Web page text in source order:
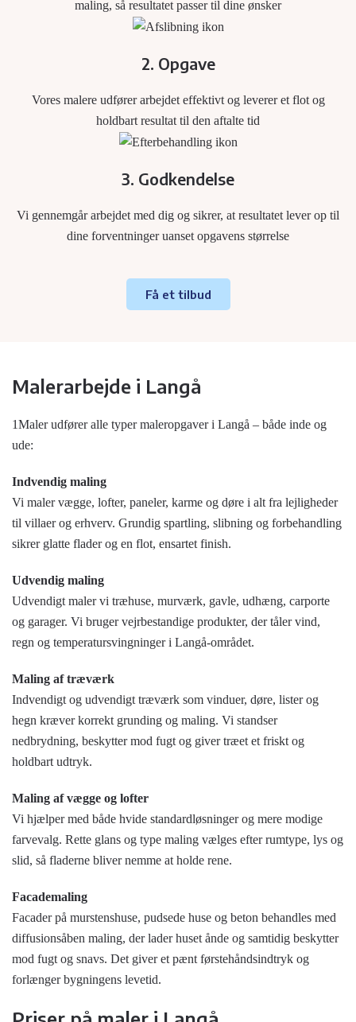
maling, så resultatet passer til dine ønsker
2. Opgave
Vores malere udfører arbejdet effektivt og leverer et flot og
holdbart resultat til den aftalte tid
3. Godkendelse
Vi gennemgår arbejdet med dig og sikrer, at resultatet lever op til
dine forventninger uanset opgavens størrelse
Få et tilbud
Malerarbejde i Langå
1Maler udfører alle typer maleropgaver i Langå – både inde og
ude:
Indvendig maling
Vi maler vægge, lofter, paneler, karme og døre i alt fra lejligheder
til villaer og erhverv. Grundig spartling, slibning og forbehandling
sikrer glatte flader og en flot, ensartet finish.
Udvendig maling
Udvendigt maler vi træhuse, murværk, gavle, udhæng, carporte
og garager. Vi bruger vejrbestandige produkter, der tåler vind,
regn og temperatursvingninger i Langå-området.
Maling af træværk
Indvendigt og udvendigt træværk som vinduer, døre, lister og
hegn kræver korrekt grunding og maling. Vi standser
nedbrydning, beskytter mod fugt og giver træet et friskt og
holdbart udtryk.
Maling af vægge og lofter
Vi hjælper med både hvide standardløsninger og mere modige
farvevalg. Rette glans og type maling vælges efter rumtype, lys og
slid, så fladerne bliver nemme at holde rene.
Facademaling
Facader på murstenshuse, pudsede huse og beton behandles med
diffusionsåben maling, der lader huset ånde og samtidig beskytter
mod fugt og snavs. Det giver et pænt førstehåndsindtryk og
forlænger bygningens levetid.